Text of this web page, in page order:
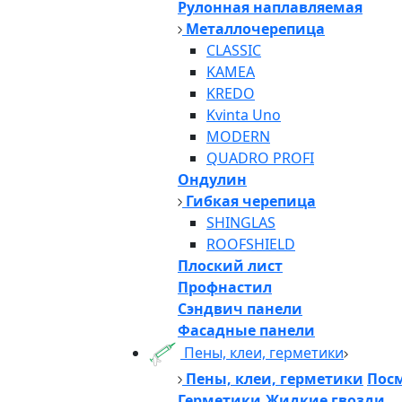
Рулонная наплавляемая
Металлочерепица
CLASSIC
KAMEA
KREDO
Kvinta Uno
MODERN
QUADRO PROFI
Ондулин
Гибкая черепица
SHINGLAS
ROOFSHIELD
Плоский лист
Профнастил
Сэндвич панели
Фасадные панели
Пены, клеи, герметики
Пены, клеи, герметики